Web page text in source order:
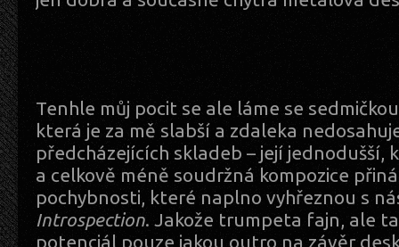
Tenhle můj pocit se ale láme se
která je za mě slabší a zdaleka
předcházejících skladeb – její jednodušší,
a celkově méně soudržná kompozice
pochybnosti, které naplno vyhřeznou s
Introspection. Jakože trumpeta fajn, ale
potenciál pouze jakou outro na závěr